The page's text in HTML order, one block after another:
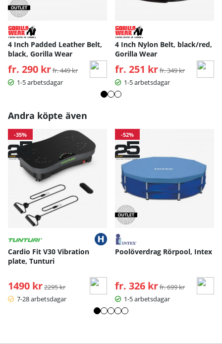
4 Inch Padded Leather Belt,
black, Gorilla Wear
fr. 290 kr Ordinarie pris:
fr. 449 kr
1-5 arbetsdagar
4 Inch Nylon Belt, black/red,
Gorilla Wear
fr. 251 kr Ordinarie pris:
fr. 349 kr
1-5 arbetsdagar
Andra köpte även
-35%
Cardio Fit V30 Vibration
plate, Tunturi
1490 kr Ordinarie pris:
2295 kr
7-28 arbetsdagar
-52%
Poolöverdrag Rörpool, Intex
fr. 326 kr Ordinarie pris:
fr. 699 kr
1-5 arbetsdagar